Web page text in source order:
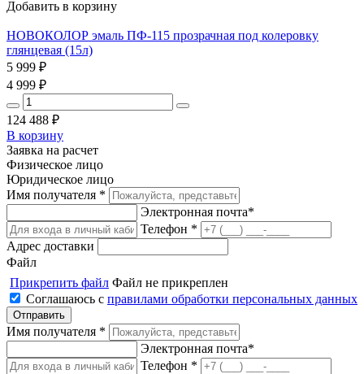
Добавить в корзину
НОВОКОЛОР эмаль ПФ-115 прозрачная под колеровку
глянцевая (15л)
5 999 ₽
4 999 ₽
124 488 ₽
В корзину
Заявка на расчет
Физическое лицо
Юридическое лицо
Имя получателя *
Электронная почта*
Телефон *
Адрес доставки
Файл
Прикрепить файл Файл не прикреплен
Соглашаюсь с правилами обработки персональных данных
Имя получателя *
Электронная почта*
Телефон *